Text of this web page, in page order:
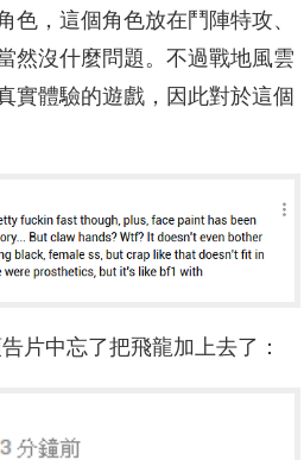
色，這個角色放在鬥陣特攻、
然沒什麼問題。不過戰地風雲
實體驗的遊戲，因此對於這個
片中忘了把飛龍加上去了：